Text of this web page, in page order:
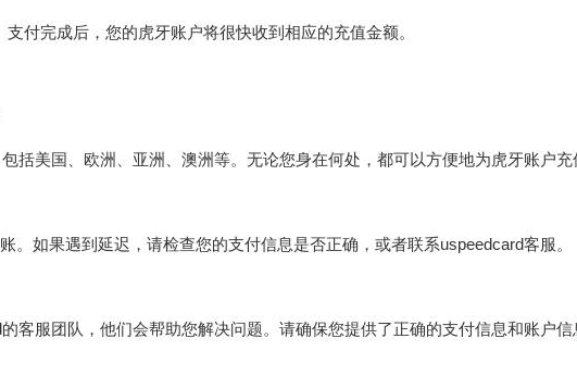
付完成后，您的虎牙账户将很快收到相应的充值金额。
括美国、欧洲、亚洲、澳洲等。无论您身在何处，都可以方便地为虎牙账户充
。如果遇到延迟，请检查您的支付信息是否正确，或者联系uspeedcard客服。
客服团队，他们会帮助您解决问题。请确保您提供了正确的支付信息和账户信